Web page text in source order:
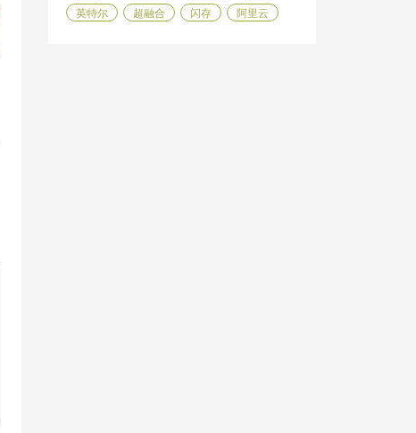
英特尔
超融合 闪存 阿里云